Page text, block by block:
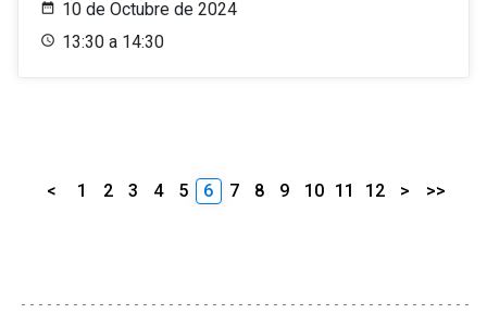
10 de Octubre de 2024
13:30 a 14:30
< 1 2 3 4 5 6 7 8 9 10 11 12 > >>